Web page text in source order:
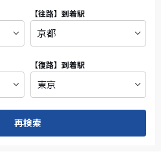
【往路】 到着駅
【復路】 到着駅
再検索